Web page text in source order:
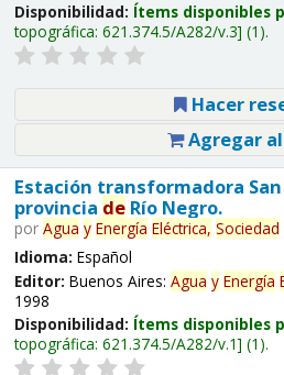
Disponibilidad: Ítems disponibles
topográfica: 621.374.5/A282/v.3 (1).
Hacer
Agregar
Estación transformadora
provincia deRío Negro.
por Agua y Energía Eléctrica, Sociedad
Idioma: Español
Editor: Buenos Aires: Agua y Energía
1998
Disponibilidad: Ítems disponibles
topográfica: 621.374.5/A282/v.1 (1).